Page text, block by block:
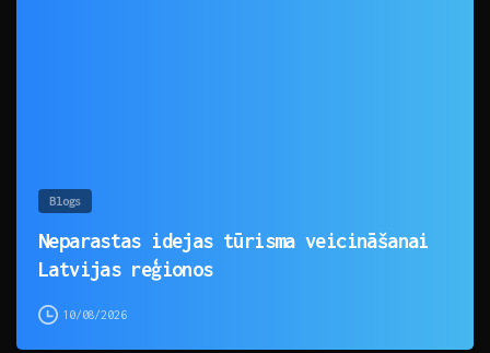
Blogs
Neparastas idejas tūrisma veicināšanai
Latvijas reģionos
10/08/2026